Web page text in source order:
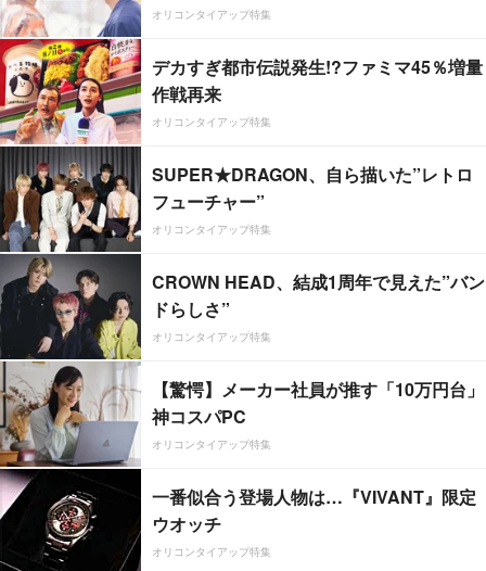
オリコンタイアップ特集
デカすぎ都市伝説発生!?ファミマ45％増量
作戦再来
オリコンタイアップ特集
SUPER★DRAGON、自ら描いた”レトロ
フューチャー”
オリコンタイアップ特集
CROWN HEAD、結成1周年で見えた”バン
ドらしさ”
オリコンタイアップ特集
【驚愕】メーカー社員が推す「10万円台」
神コスパPC
オリコンタイアップ特集
一番似合う登場人物は…『VIVANT』限定
ウオッチ
オリコンタイアップ特集